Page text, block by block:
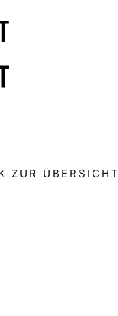
ZUR ÜBERSICHT